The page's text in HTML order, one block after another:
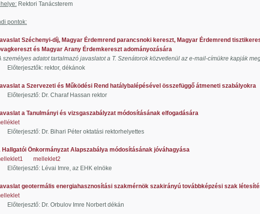
: Rektori Tanácsterem
pontok:
Széchenyi-díj, Magyar Érdemrend parancsnoki kereszt, Magyar Érdemrend
és Magyar Arany Érdemkereszt adományozására
személyes adatot tartalmazó javaslatot a T. Szenátorok közvetlenül az e-mail-címükre kapják
rektor, dékánok
a Szervezeti és Működési Rend hatálybalépésével összefüggő átmeneti szabályokra
Dr. Charaf Hassan rektor
a Tanulmányi és vizsgaszabályzat módosításának elfogadására
Dr. Bihari Péter oktatási rektorhelyettes
Hallgatói Önkormányzat Alapszabálya módosításának jóváhagyása
melleklet2
Lévai Imre, az EHK elnöke
geotermális energiahasznosítási szakmérnök szakirányú továbbképzési szak
Dr. Orbulov Imre Norbert dékán